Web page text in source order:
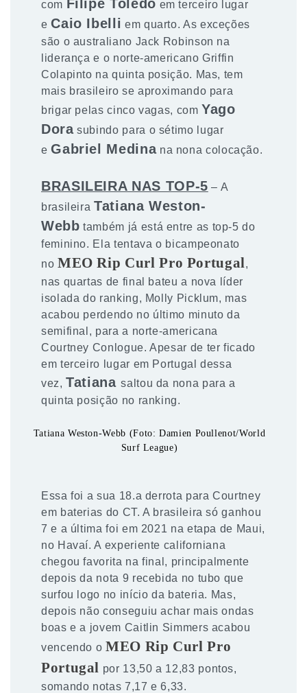
com Filipe Toledo em terceiro lugar
eCaio Ibelli em quarto. As exceções
são o australiano Jack Robinson na
liderança e o norte-americano Griffin
Colapinto na quinta posição. Mas, tem
mais brasileiro se aproximando para
brigar pelas cinco vagas, com Yago
Dorasubindo para o sétimo lugar
eGabriel Medinana nona colocação.
BRASILEIRA NAS TOP-5 – A
brasileiraTatiana Weston-
Webb também já está entre as top-5 do
feminino. Ela tentava o bicampeonato
no MEO Rip Curl Pro Portugal,
nas quartas de final bateu a nova líder
isolada do ranking, Molly Picklum, mas
acabou perdendo no último minuto da
semifinal, para a norte-americana
Courtney Conlogue. Apesar de ter ficado
em terceiro lugar em Portugal dessa
vez,Tatianasaltou da nona para a
quinta posição no ranking.
Tatiana Weston-Webb (Foto: Damien Poullenot/World
Surf League)
Essa foi a sua 18.a derrota para Courtney
em baterias do CT. A brasileira só ganhou
7 e a última foi em 2021 na etapa de Maui,
no Havaí. A experiente californiana
chegou favorita na final, principalmente
depois da nota 9 recebida no tubo que
surfou logo no início da bateria. Mas,
depois não conseguiu achar mais ondas
boas e a jovem Caitlin Simmers acabou
vencendo o MEO Rip Curl Pro
Portugal por 13,50 a 12,83 pontos,
somando notas 7,17 e 6,33.